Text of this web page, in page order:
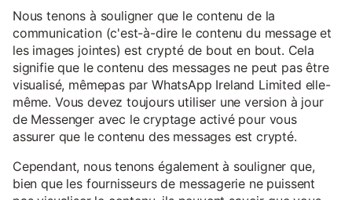
Nous tenons à souligner que le contenu de la
communication (c'est-à-dire le contenu du message et
les images jointes) est crypté de bout en bout. Cela
signifie que le contenu des messages ne peut pas être
visualisé, mêmepas par WhatsApp Ireland Limited elle-
même. Vous devez toujours utiliser une version à jour
de Messenger avec le cryptage activé pour vous
assurer que le contenu des messages est crypté.
Cependant, nous tenons également à souligner que,
bien que les fournisseurs de messagerie ne puissent